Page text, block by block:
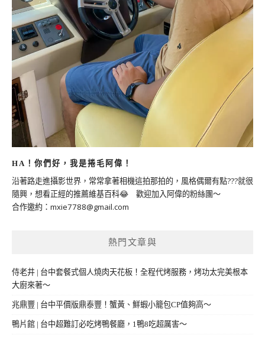
HA！你們好，我是捲毛阿偉！
沿著路走進攝影世界，常常拿著相機這拍那拍的，風格偶爾有點???就很
隨興，想看正經的推薦維基百科😂 歡迎加入阿偉的粉絲團～
合作邀約： mxie7788@gmail.com
熱門文章與
侍老井 | 台中套餐式個人燒肉天花板！全程代烤服務，烤功太完美根本
大廚來著～
兆鼎豐 | 台中平價版鼎泰豐！蟹黃、鮮蝦小籠包CP值夠高～
鴨片館 | 台中超難訂必吃烤鴨餐廳，1鴨8吃超厲害～